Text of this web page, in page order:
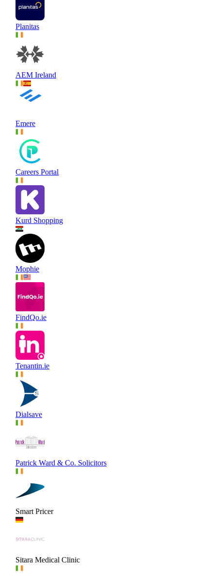
Planitas
AEM Ireland
Emere
Careers Portal
Kurd Shopping
Mophie
FindQo.ie
Tenantin.ie
Dialsave
Patrick Ward & Co. Solicitors
Smart Pricer
Sitara Medical Clinic